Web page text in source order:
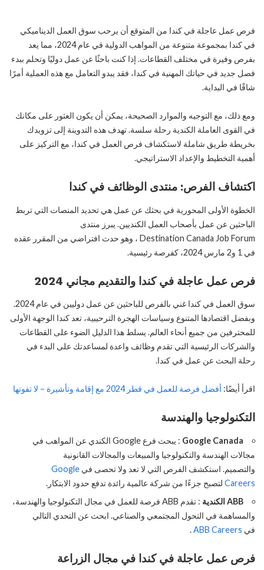
فرص عمل عاجلة في كندا من المتوقع أن يرحب سوق العمل الديناميكي
في كندا بمجموعة متنوعة من المواهب الدولية في عام 2024، مما يعد
بفرص وفيرة في مختلف القطاعات. إذا كنت باحثًا عن عمل دوليًا وتحلم ببدء
فصل جديد في حياتك المهنية في كندا، فقد يبدو التعامل مع هذه العملية أمرًا
شاقًا في البداية.
ومع ذلك، مع التوجيه والموارد الصحيحة، يمكن أن يكون العثور على مكانك
في القوى العاملة الكندية رحلة سلسة. تهدف هذه التدوينة إلى تزويدك
بخريطة طريق شاملة لاستكشاف فرص العمل في كندا، مع التركيز على
أهمية التخطيط والإعداد الاستراتيجي.
اكتشاف الفرص: منتدى الوظائف في كندا
الخطوة الأولى المحورية في بحثك عن عمل هي تحديد المنصات التي تربط
الباحثين عن عمل بأصحاب العمل الكنديين. يبرز منتدى
Destination Canada Job Forum ، وهو حدث افتراضي من المقرر عقده
في 1 و2 مارس 2024، كفرصة رئيسية.
فرص عمل عاجلة في كندا والتقديم مجاني 2024
سوق العمل في كندا غني بالفرص للباحثين عن عمل دوليين في عام 2024.
وبفضل اقتصادها المتنوع وسياسات الهجرة الترحيبية، تعد كندا الوجهة الأولى
للمحترفين من جميع أنحاء العالم. يسلط هذا الدليل الضوء على القطاعات
والشركات الرئيسية التي تقدم وظائف واعدة لمساعدتك على البدء في
رحلة البحث عن عمل في كندا.
اقرأ أيضًا: أفضل فرصة للعمل في قطر 2024 مع إقامة وتأشيرة – لا تفوتها
التكنولوجيا والهندسة
Google Canada
: يبحث فرع Google الكندي عن المواهب في
مجالات الهندسة والتكنولوجيا والمبيعات والمجالات القانونية
والتصميم. استكشف الفرص التي لا تعد ولا تحصى في Google
Careers لتصبح جزءًا من شركة عالمية رائدة تدفع حدود الابتكار.
ABB الكندية
: تقدم ABB فرصة للعمل في مجال التكنولوجيا والهندسة،
والمساهمة في التحول المجتمعي والصناعي. ابحث عن التحدي التالي
في ABB Careers
.
فرص عمل عاجلة في كندا في مجال الزراعة